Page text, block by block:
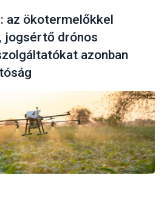
az ökotermelőkkel
jogsértő drónos
azonban